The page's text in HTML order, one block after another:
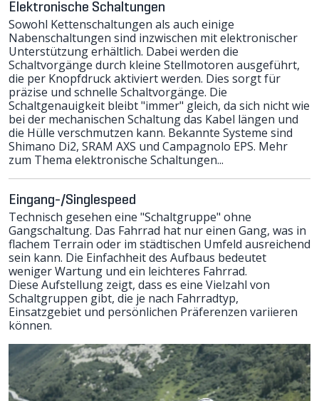
Elektronische Schaltungen
Sowohl Kettenschaltungen als auch einige
Nabenschaltungen sind inzwischen mit elektronischer
Unterstützung erhältlich. Dabei werden die
Schaltvorgänge durch kleine Stellmotoren ausgeführt,
die per Knopfdruck aktiviert werden. Dies sorgt für
präzise und schnelle Schaltvorgänge. Die
Schaltgenauigkeit bleibt "immer" gleich, da sich nicht wie
bei der mechanischen Schaltung das Kabel längen und
die Hülle verschmutzen kann. Bekannte Systeme sind
Shimano Di2, SRAM AXS und Campagnolo EPS. Mehr
zum Thema elektronische Schaltungen...
Eingang-/Singlespeed
Technisch gesehen eine "Schaltgruppe" ohne
Gangschaltung. Das Fahrrad hat nur einen Gang, was in
flachem Terrain oder im städtischen Umfeld ausreichend
sein kann. Die Einfachheit des Aufbaus bedeutet
weniger Wartung und ein leichteres Fahrrad.
Diese Aufstellung zeigt, dass es eine Vielzahl von
Schaltgruppen gibt, die je nach Fahrradtyp,
Einsatzgebiet und persönlichen Präferenzen variieren
können.